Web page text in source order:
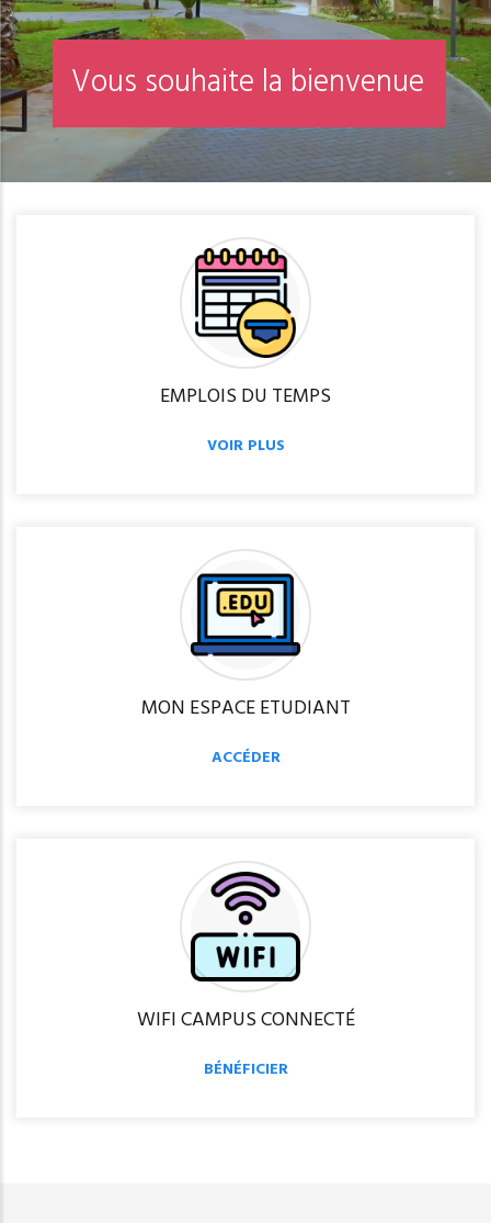
Vous souhaite la bienvenue
EMPLOIS DU TEMPS
VOIR PLUS
MON ESPACE ETUDIANT
ACCÉDER
WIFI CAMPUS CONNECTÉ
BÉNÉFICIER